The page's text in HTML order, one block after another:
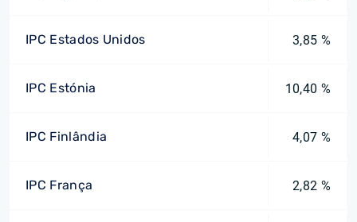
IPC Estados Unidos 3,85 %
IPC Estónia 10,40 %
IPC Finlândia 4,07 %
IPC França 2,82 %